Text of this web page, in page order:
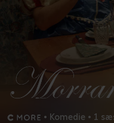
• Komedie • 1